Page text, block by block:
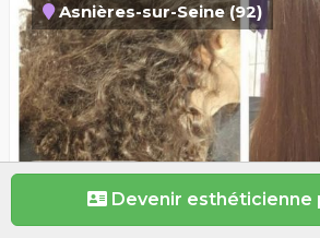
Asnières-sur-Seine (92)
50€
Lissage
Devenir esthéticienne